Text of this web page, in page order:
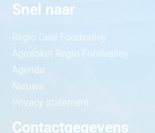
Snel naar
Regio Deal Foodvalley
Agroloket Regio Foodvalley
Agenda
Nieuws
Privacy statement
Contactgegevens